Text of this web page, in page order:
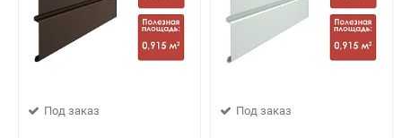
Под заказ Под заказ